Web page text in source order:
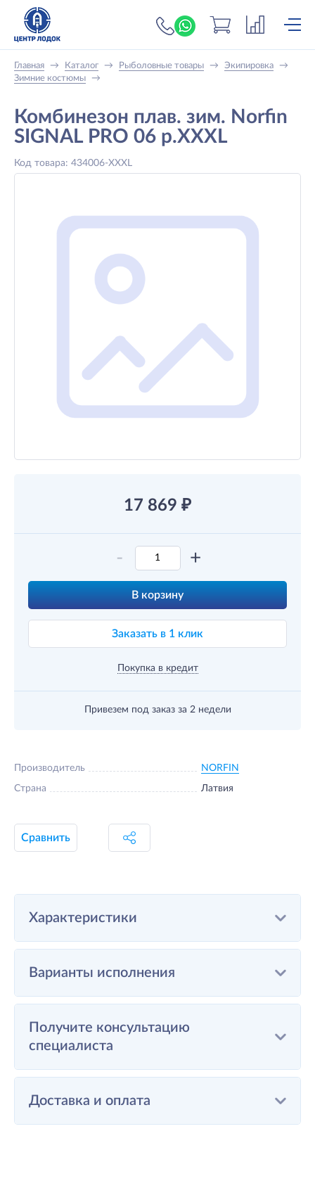
+7 (919) 698-56-
Главная → Каталог → Рыболовные товары → Экипировка
→
Зимние костюмы
→
Комбинезон плав. зим. Norfin
SIGNAL PRO 06 р.XXXL
Код товара: 434006-XXXL
17 869 ₽
- +
В корзину
Заказать в 1 клик
Покупка в кредит
Привезем под заказ за 2 недели
Производитель NORFIN
Страна Латвия
Сравнить
Характеристики
Варианты исполнения
Получите консультацию
специалиста
Доставка и оплата